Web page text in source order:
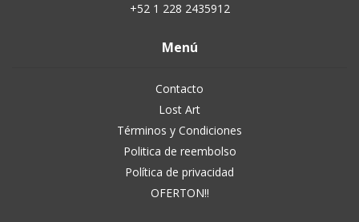
+52 1 228 2435912
Menú
Contacto
Lost Art
Términos y Condiciones
Politica de reembolso
Política de privacidad
OFERTON!!